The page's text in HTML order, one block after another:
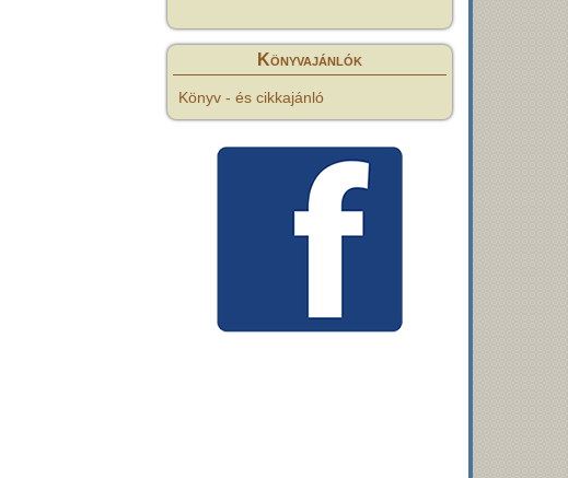
Könyvajánlók
Könyv - és cikkajánló